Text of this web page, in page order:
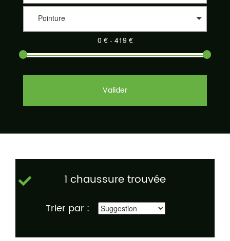
Pointure
Valider
1 chaussure trouvée
Trier par :